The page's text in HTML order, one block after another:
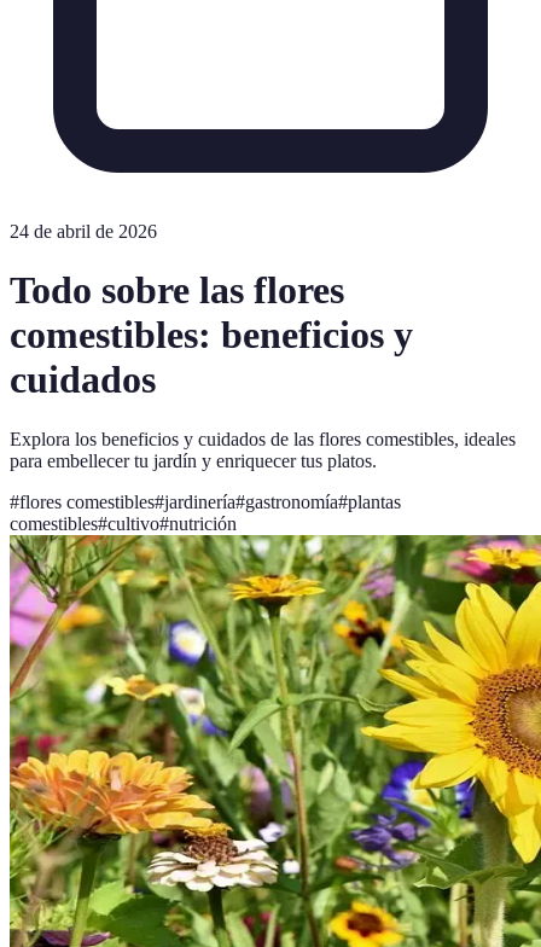
24 de abril de 2026
Todo sobre las flores
comestibles: beneficios y
cuidados
Explora los beneficios y cuidados de las flores comestibles, ideales
para embellecer tu jardín y enriquecer tus platos.
#flores comestibles#jardinería#gastronomía#plantas
comestibles#cultivo#nutrición